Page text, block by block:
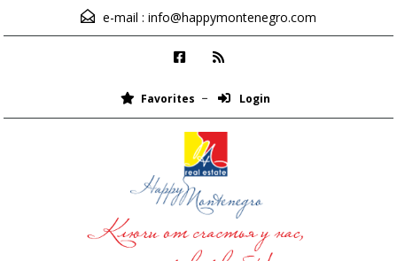
e-mail : info@happymontenegro.com
Favorites Login